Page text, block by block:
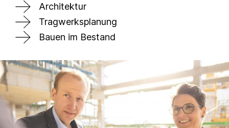
Architektur
Tragwerksplanung
Bauen im Bestand